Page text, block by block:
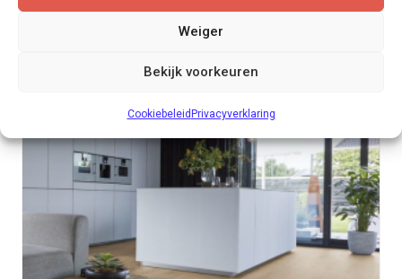
Weiger
Bekijk voorkeuren
CookiebeleidPrivacyverklaring